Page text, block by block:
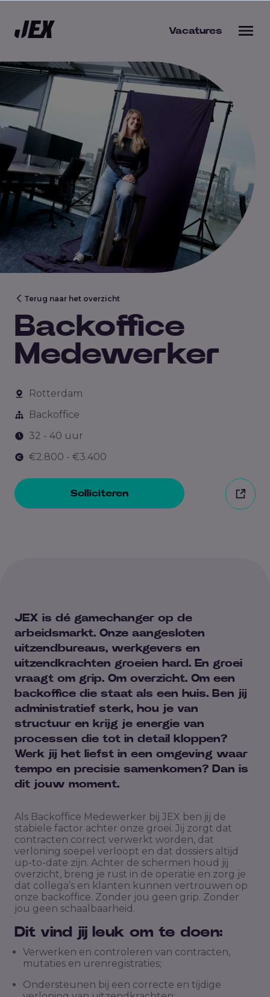
Vacatures
Terug naar het overzicht
Backoffice
Medewerker
Rotterdam
Backoffice
32 - 40 uur
€2.800 - €3.400
Solliciteren
JEX is dé gamechanger op de
arbeidsmarkt. Onze aangesloten
uitzendbureaus, werkgevers en
uitzendkrachten groeien hard. En groei
vraagt om grip. Om overzicht. Om een
backoffice die staat als een huis. Ben jij
administratief sterk, hou je van
structuur en krijg je energie van
processen die tot in detail kloppen?
Werk jij het liefst in een omgeving waar
tempo en precisie samenkomen? Dan is
dit jouw moment.
Als Backoffice Medewerker bij JEX ben jij de
stabiele factor achter onze groei. Jij zorgt dat
contracten correct verwerkt worden, dat
verloning soepel verloopt en dat dossiers altijd
up-to-date zijn. Achter de schermen houd jij
overzicht, breng je rust in de operatie en zorg je
dat collega’s en klanten kunnen vertrouwen op
onze backoffice. Zonder jou geen grip. Zonder
jou geen schaalbaarheid.
Dit vind jij leuk om te doen:
Verwerken en controleren van contracten,
mutaties en urenregistraties;
Ondersteunen bij een correcte en tijdige